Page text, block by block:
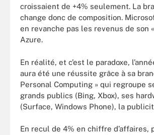
croissaient de +4% seulement. La
change donc de composition.
en revanche pas les revenus de son
Azure.
En réalité, et c’est le paradoxe,
aura été une réussite grâce à sa
Personal Computing » qui regroupe
grands publics (Bing, Xbox), ses
(Surface, Windows Phone), la
En recul de 4% en chiffre d’affaires,